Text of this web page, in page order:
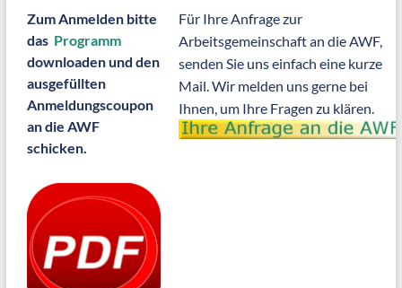
Zum Anmelden bitte
das Programm
downloaden und den
ausgefüllten
Anmeldungscoupon
an die AWF
schicken.
Für Ihre Anfrage zur
Arbeitsgemeinschaft an die AWF,
senden Sie uns einfach eine kurze
Mail. Wir melden uns gerne bei
Ihnen, um Ihre Fragen zu klären.